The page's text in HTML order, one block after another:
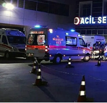
Sağlık
Özel Haber
Kültür Sanat
Eğitim
Haber Arşivi